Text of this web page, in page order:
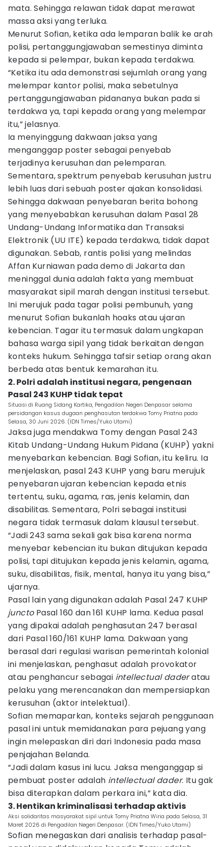
mata. Sehingga relawan tidak dapat merawat
massa aksi yang terluka.
Menurut Sofian, ketika ada lemparan balik ke arah
polisi, pertanggungjawaban semestinya diminta
kepada si pelempar, bukan kepada terdakwa.
“Ketika itu ada demonstrasi sejumlah orang yang
melempar kantor polisi, maka sebetulnya
pertanggungjawaban pidananya bukan pada si
terdakwa ya, tapi kepada orang yang melempar
itu,” jelasnya.
Ia menyinggung dakwaan jaksa yang
menganggap poster sebagai penyebab
terjadinya kerusuhan dan pelemparan.
Sementara, spektrum penyebab kerusuhan justru
lebih luas dari sebuah poster ajakan konsolidasi.
Sehingga dakwaan penyebaran berita bohong
yang menyebabkan kerusuhan dalam Pasal 28
Undang-Undang Informatika dan Transaksi
Elektronik (UU ITE) kepada terdakwa, tidak dapat
digunakan. Sebab, rantis polisi yang melindas
Affan Kurniawan pada demo di Jakarta dan
meninggal dunia adalah fakta yang membuat
masyarakat sipil marah dengan institusi tersebut.
Ini merujuk pada tagar polisi pembunuh, yang
menurut Sofian bukanlah hoaks atau ujaran
kebencian. Tagar itu termasuk dalam ungkapan
bahasa warga sipil yang tidak berkaitan dengan
konteks hukum. Sehingga tafsir setiap orang akan
berbeda atas bentuk kemarahan itu.
2. Polri adalah institusi negara, pengenaan
Pasal 243 KUHP tidak tepat
Situasi di Ruang Sidang Kartika, Pengadilan Negeri Denpasar selama
persidangan kasus dugaan penghasutan terdakwa Tomy Priatna pada
Selasa, 30 Juni 2026. (IDN Times/Yuko Utami)
Jaksa juga mendakwa Tomy dengan Pasal 243
Kitab Undang-Undang Hukum Pidana (KUHP) yakni
menyebarkan kebencian. Bagi Sofian, itu keliru. Ia
menjelaskan, pasal 243 KUHP yang baru merujuk
penyebaran ujaran kebencian kepada etnis
tertentu, suku, agama, ras, jenis kelamin, dan
disabilitas. Sementara, Polri sebagai institusi
negara tidak termasuk dalam klausul tersebut.
“Jadi 243 sama sekali gak bisa karena norma
menyebar kebencian itu bukan ditujukan kepada
polisi, tapi ditujukan kepada jenis kelamin, agama,
suku, disabilitas, fisik, mental, hanya itu yang bisa,”
ujarnya.
Pasal lain yang digunakan adalah Pasal 247 KUHP
junctoPasal 160 dan 161 KUHP lama. Kedua pasal
yang dipakai adalah penghasutan 247 berasal
dari Pasal 160/161 KUHP lama. Dakwaan yang
berasal dari regulasi warisan pemerintah kolonial
ini menjelaskan, penghasut adalah provokator
atau penghancur sebagai intellectual daderatau
pelaku yang merencanakan dan mempersiapkan
kerusuhan (aktor intelektual).
Sofian memaparkan, konteks sejarah penggunaan
pasal ini untuk memidanakan para pejuang yang
ingin melepaskan diri dari Indonesia pada masa
penjajahan Belanda.
“Jadi dalam kasus ini lucu. Jaksa menganggap si
pembuat poster adalah intellectual dader. Itu gak
bisa diterapkan dalam perkara ini,” kata dia.
3. Hentikan kriminalisasi terhadap aktivis
Aksi solidaritas masyarakat sipil untuk Tomy Priatna Wiria pada Selasa, 31
Maret 2026 di Pengadilan Negeri Denpasar. (IDN Times/Yuko Utami)
Sofian menegaskan dari analisis terhadap pasal-